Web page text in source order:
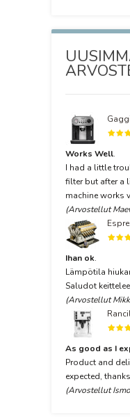
Works Well.
I had a little
filter but after a
machine works
(Arvostellut
Ihan ok.
Lämpötila
Saludot
(Arvostellut
As good as I
Product and
expected,
(Arvostellut